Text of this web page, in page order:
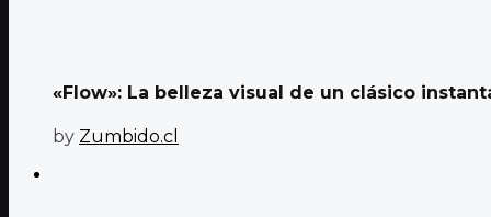
«Flow»: La belleza visual de un clásico
by Zumbido.cl